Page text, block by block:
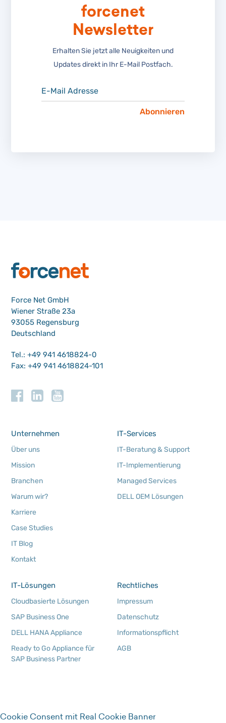
forcenet
Newsletter
Erhalten Sie jetzt alle Neuigkeiten und
Updates direkt in Ihr E-Mail Postfach.
Force Net GmbH
Wiener Straße 23a
93055 Regensburg
Deutschland
Tel.: +49 941 4618824-0
Fax: +49 941 4618824-101
Unternehmen
Über uns
Mission
Branchen
Warum wir?
Karriere
Case Studies
IT Blog
Kontakt
IT-Services
IT-Beratung & Support
IT-Implementierung
Managed Services
DELL OEM Lösungen
IT-Lösungen
Cloudbasierte Lösungen
SAP Business One
DELL HANA Appliance
Ready to Go Appliance für
SAP Business Partner
Rechtliches
Impressum
Datenschutz
Informationspflicht
AGB
Cookie Consent mit Real Cookie Banner